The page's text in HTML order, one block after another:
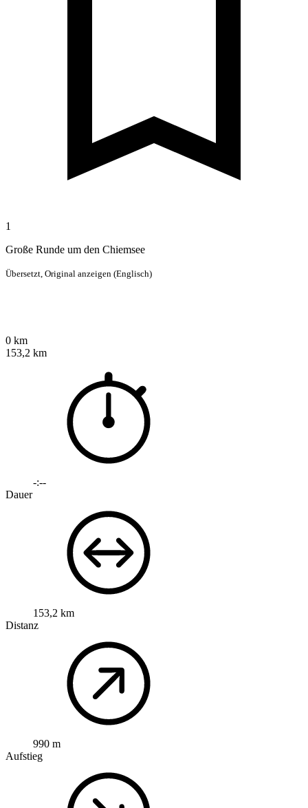
1
Große Runde um den Chiemsee
Übersetzt, Original anzeigen (Englisch)
0 km
153,2 km
-:--
Dauer
153,2 km
Distanz
990 m
Aufstieg